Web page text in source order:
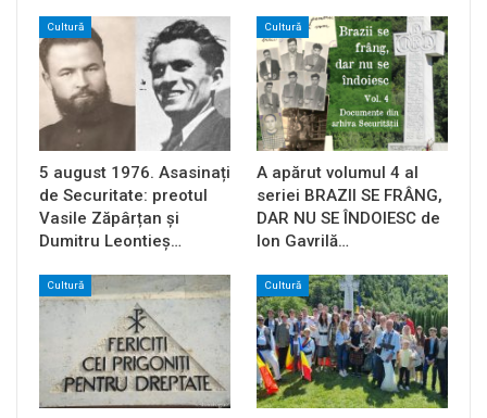
Cultură
5 august 1976. Asasinați
de Securitate: preotul
Vasile Zăpârțan și
Dumitru Leontieș…
Cultură
A apărut volumul 4 al
seriei BRAZII SE FRÂNG,
DAR NU SE ÎNDOIESC de
Ion Gavrilă…
Cultură Cultură